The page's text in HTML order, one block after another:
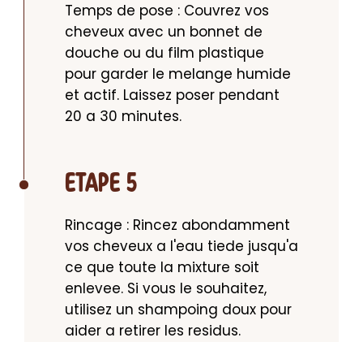
Temps de pose : Couvrez vos
cheveux avec un bonnet de
douche ou du film plastique
pour garder le melange humide
et actif. Laissez poser pendant
20 a 30 minutes.
ETAPE 5
Rincage : Rincez abondamment
vos cheveux a l'eau tiede jusqu'a
ce que toute la mixture soit
enlevee. Si vous le souhaitez,
utilisez un shampoing doux pour
aider a retirer les residus.